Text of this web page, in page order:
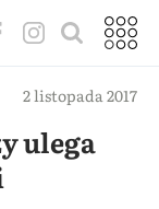
2 listopada 2017
ulega